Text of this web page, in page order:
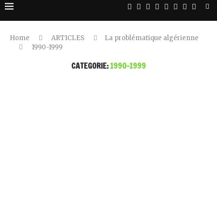
Home ARTICLES
La problématique algérienne
1990-1999
CATEGORIE:1990-1999